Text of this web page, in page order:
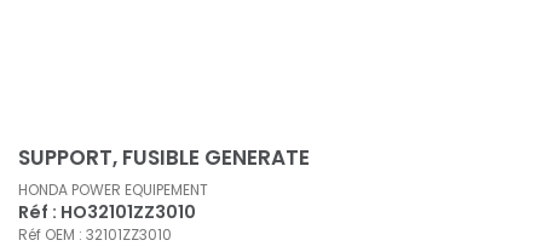
SUPPORT, FUSIBLE GENERATE
HONDA POWER EQUIPEMENT
Réf : HO32101ZZ3010
Réf OEM : 32101ZZ3010